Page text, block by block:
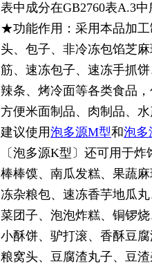
表中成分在GB2760表A.3中
★功能作用：采用本品加
头、包子、非冷冻包馅芝
筋、速冻包子、速冻手抓
辣条、烤冷面等各类食品
方便米面制品、肉制品、
建议使用泡多源M型和泡多
〔泡多源K型〕还可用于
棒棒馍、南瓜发糕、果蔬
冻杂粮包、速冻香芋地瓜
菜团子、泡泡炸糕、铜锣
小酥饼、驴打滚、香酥豆
粮窝头、豆腐渣丸子、豆